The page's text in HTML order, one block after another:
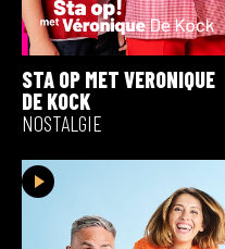
STA OP MET VERONIQUE
DE KOCK
NOSTALGIE